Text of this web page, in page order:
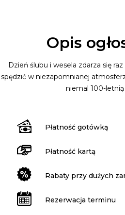
Opis
Dzień ślubu i wesela zdarza się
spędzić w niezapomnianej
niemal 100-letnią
Płatność gotówką
Płatność kartą
Rabaty przy dużych
Rezerwacja terminu